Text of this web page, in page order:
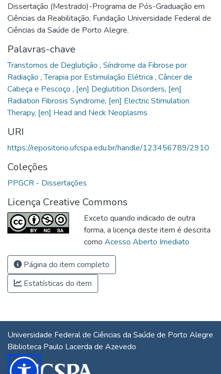
Dissertação (Mestrado)-Programa de Pós-Graduação em
Ciências da Reabilitação, Fundação Universidade Federal de
Ciências da Saúde de Porto Alegre.
Palavras-chave
Transtornos de Deglutição , Síndrome da Fibrose por
Radiação ,Terapia por Estimulação Elétrica , Câncer de
Cabeça e Pescoço , [en] Deglutition Disorders, [en]
Radiation Fibrosis Syndrome, [en] Electric Stimulation
Therapy, [en] Head and Neck Neoplasms
URI
https://repositorio.ufcspa.edu.br/handle/123456789/2910
Coleções
PPGCR - Dissertações
Licença Creative Commons
Exceto quando indicado de outra
forma, a licença deste item é descrita
como Acesso Aberto Imediato
Página do item completo
Estatísticas do item
Universidade Federal de Ciências da Saúde de Porto Alegre
Biblioteca Paulo Lacerda de Azevedo